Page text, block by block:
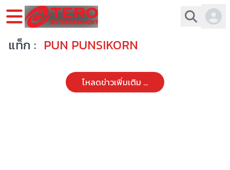
แท็ก : PUN PUNSIKORN
โหลดข่าวเพิ่มเติม ...